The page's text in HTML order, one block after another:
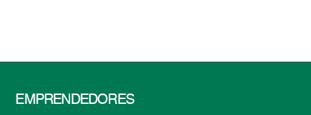
EMPRENDEDORES